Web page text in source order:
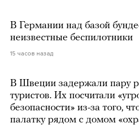
В Германии над базой
неизвестные беспилотники
15 часов назад
В Швеции задержали пару
туристов. Их посчитали
безопасности» из-за того,
палатку рядом с домом